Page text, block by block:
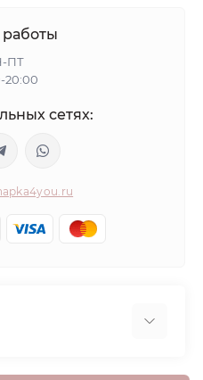
ПТ
20:00
сетях: